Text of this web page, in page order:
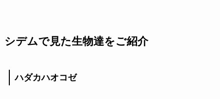
シデムで見た生物達をご紹介
ハダカハオコゼ